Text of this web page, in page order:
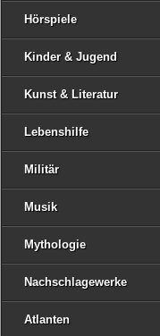
Hörspiele
Kinder & Jugend
Kunst & Literatur
Lebenshilfe
Militär
Musik
Mythologie
Nachschlagewerke
Atlanten